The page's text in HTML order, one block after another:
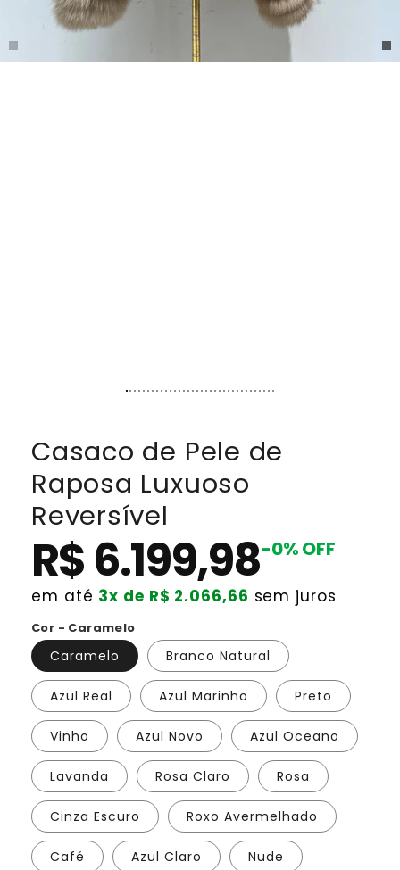
Casaco de Pele de
Raposa Luxuoso
Reversível
Preço
normal
R$ 6.199,98-0% OFF
em até 3x de R$ 2.066,66 sem juros
Cor - Caramelo
Caramelo Branco Natural
Azul Real Azul Marinho Preto
Vinho Azul Novo Azul Oceano
Lavanda Rosa Claro Rosa
Cinza Escuro Roxo Avermelhado
Café Azul Claro Nude